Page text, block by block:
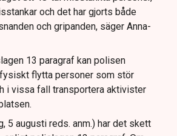
och det har gjorts både
och gripanden, säger Anna-
13 paragraf kan polisen
flytta personer som stör
i vissa fall transportera aktivister
5 augusti reds. anm.) har det skett